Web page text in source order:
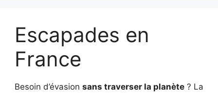
Escapades en
France
Besoin d’évasion sans traverser la planète ? La